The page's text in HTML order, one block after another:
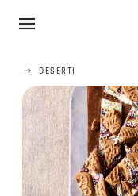
DESERTI